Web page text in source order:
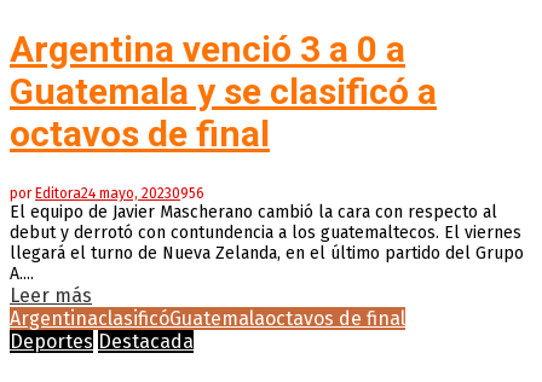
Argentina venció 3 a 0 a
Guatemala y se clasificó a
octavos de final
por Editora24 mayo, 20230956
El equipo de Javier Mascherano cambió la cara con respecto al
debut y derrotó con contundencia a los guatemaltecos. El viernes
llegará el turno de Nueva Zelanda, en el último partido del Grupo
A....
Leer más
ArgentinaclasificóGuatemalaoctavos de final
Deportes Destacada